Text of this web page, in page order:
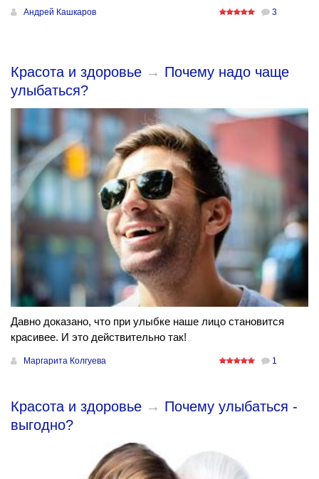
Андрей Кашкаров 3
Красота и здоровье → Почему надо чаще
улыбаться?
Давно доказано, что при улыбке наше лицо становится
красивее. И это действительно так!
Маргарита Колгуева 1
Красота и здоровье → Почему улыбаться -
выгодно?